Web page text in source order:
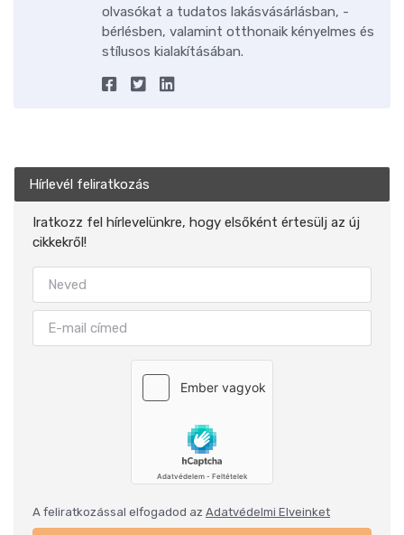
olvasókat a tudatos lakásvásárlásban, -
bérlésben, valamint otthonaik kényelmes és
stílusos kialakításában.
Hírlevél feliratkozás
Iratkozz fel hírlevelünkre, hogy elsőként értesülj az új
cikkekről!
A feliratkozással elfogadod az Adatvédelmi Elveinket